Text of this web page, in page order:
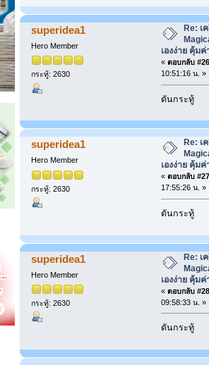
superidea1
Hero Member
กระทู้: 2630
Re: เ
เองง่าย คุ้มค่
« ตอบกลับ
10:51:16 น. »
ดันกระทู้
superidea1
Hero Member
กระทู้: 2630
Re: เ
เองง่าย คุ้มค่
« ตอบกลับ
17:55:26 น. »
ดันกระทู้
superidea1
Hero Member
กระทู้: 2630
Re: เ
เองง่าย คุ้มค่
« ตอบกลับ
09:58:33 น. »
ดันกระทู้